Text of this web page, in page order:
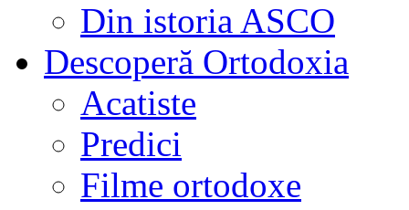
Din istoria ASCO
Descoperă Ortodoxia
Acatiste
Predici
Filme ortodoxe